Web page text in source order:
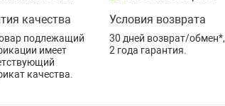
качества
подлежащий
имеет
качества.
Условия возврата
30 дней возврат/обмен*,
2 года гарантия.